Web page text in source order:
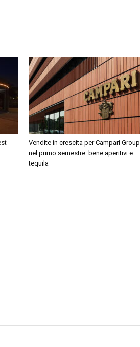
Vendite in crescita per Campari Group
nel primo semestre: bene aperitivi e
tequila